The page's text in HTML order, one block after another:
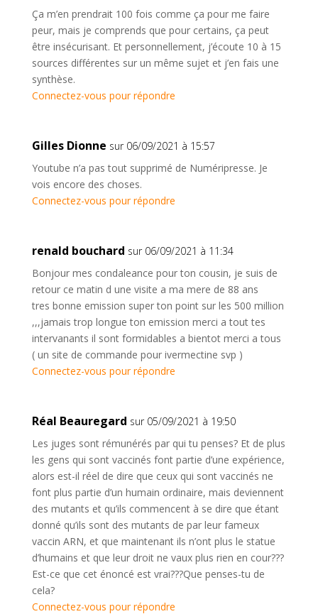
Ça m’en prendrait 100 fois comme ça pour me faire
peur, mais je comprends que pour certains, ça peut
être insécurisant. Et personnellement, j’écoute 10 à 15
sources différentes sur un même sujet et j’en fais une
synthèse.
Connectez-vous pour répondre
Gilles Dionne sur 06/09/2021 à 15:57
Youtube n’a pas tout supprimé de Numéripresse. Je
vois encore des choses.
Connectez-vous pour répondre
renald bouchard sur 06/09/2021 à 11:34
Bonjour mes condaleance pour ton cousin, je suis de
retour ce matin d une visite a ma mere de 88 ans
tres bonne emission super ton point sur les 500 million
,,,jamais trop longue ton emission merci a tout tes
intervanants il sont formidables a bientot merci a tous
( un site de commande pour ivermectine svp )
Connectez-vous pour répondre
Réal Beauregard sur 05/09/2021 à 19:50
Les juges sont rémunérés par qui tu penses? Et de plus
les gens qui sont vaccinés font partie d’une expérience,
alors est-il réel de dire que ceux qui sont vaccinés ne
font plus partie d’un humain ordinaire, mais deviennent
des mutants et qu’ils commencent à se dire que étant
donné qu’ils sont des mutants de par leur fameux
vaccin ARN, et que maintenant ils n’ont plus le statue
d’humains et que leur droit ne vaux plus rien en cour???
Est-ce que cet énoncé est vrai???Que penses-tu de
cela?
Connectez-vous pour répondre